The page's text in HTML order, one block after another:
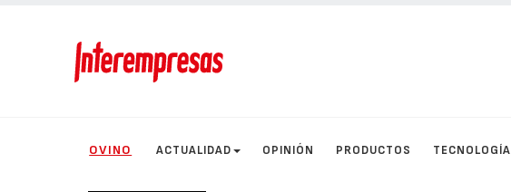
OVINO ACTUALIDAD OPINIÓN PRODUCTOS TECNOLOGÍA